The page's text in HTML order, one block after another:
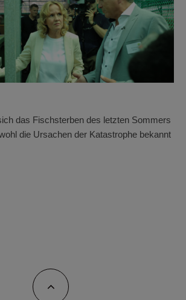
das Fischsterben des letzten Sommers
die Ursachen der Katastrophe bekannt